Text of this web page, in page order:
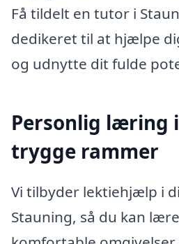
Få tildelt en tutor i
dedikeret til at hjælpe
og udnytte dit fulde
Personlig læring
trygge rammer
Vi tilbyder lektiehjælp i
Stauning, så du kan